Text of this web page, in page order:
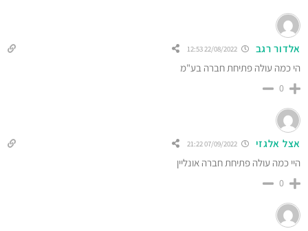
אלדור רגב 22/08/2022 12:53
הי כמה עולה פתיחת חברה בע"מ
0
אצל אלגזי 07/09/2022 21:22
היי כמה עולה פתיחת חברה אונליין
0